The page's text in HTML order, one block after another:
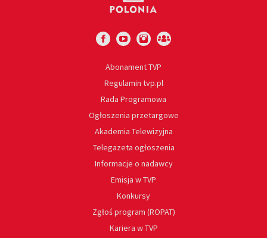
Abonament TVP
Regulamin tvp.pl
Rada Programowa
Ogłoszenia przetargowe
Akademia Telewizyjna
Telegazeta ogłoszenia
Informacje o nadawcy
Emisja w TVP
Konkursy
Zgłoś program (ROPAT)
Kariera w TVP